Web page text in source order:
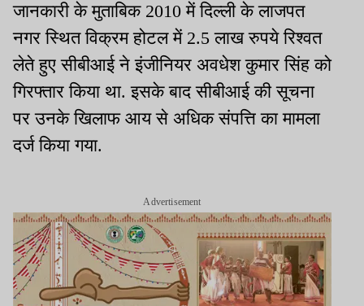
जानकारी के मुताबिक 2010 में दिल्ली के लाजपत
नगर स्थित विक्रम होटल में 2.5 लाख रुपये रिश्वत
लेते हुए सीबीआई ने इंजीनियर अवधेश कुमार सिंह को
गिरफ्तार किया था. इसके बाद सीबीआई की सूचना
पर उनके खिलाफ आय से अधिक संपत्ति का मामला
दर्ज किया गया.
Advertisement